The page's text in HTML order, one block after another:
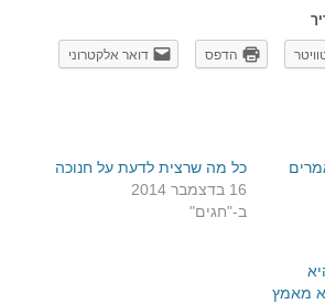
הדפס דואר אלקטרוני
כל מה שרצית לדעת על חנוכה
16 בדצמבר 2014
ב-"חגים"
מאמץ